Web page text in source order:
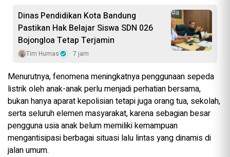
Dinas Pendidikan Kota Bandung
Pastikan Hak Belajar Siswa SDN 026
Bojongloa Tetap Terjamin
Tim Humas 7 jam
Menurutnya, fenomena meningkatnya penggunaan sepeda
listrik oleh anak-anak perlu menjadi perhatian bersama,
bukan hanya aparat kepolisian tetapi juga orang tua, sekolah,
serta seluruh elemen masyarakat, karena sebagian besar
pengguna usia anak belum memiliki kemampuan
mengantisipasi berbagai situasi lalu lintas yang dinamis di
jalan umum.